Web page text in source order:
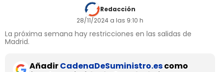
Redacción
28/11/2024 a las 9:10 h
La próxima semana hay restricciones en las salidas de
Madrid.
AñadirCadenaDeSuministro.escomo